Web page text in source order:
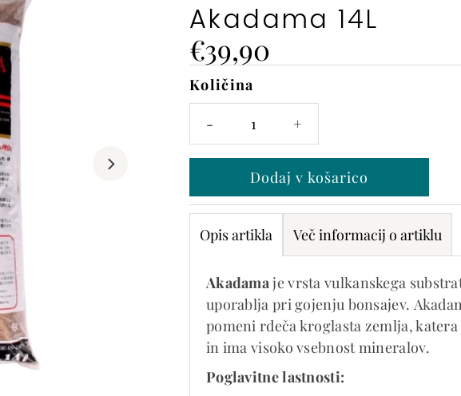
Akadama 14L
Cena
€39,90
Na
zalogi
je
Količina
- +
Opis artikla Več informacij o artiklu
Akadamaje vrsta vulkanskega
uporablja pri gojenju bonsajev.
pomeni rdeča kroglasta zemlja,
in ima visoko vsebnost mineralov.
Poglavitne lastnosti: